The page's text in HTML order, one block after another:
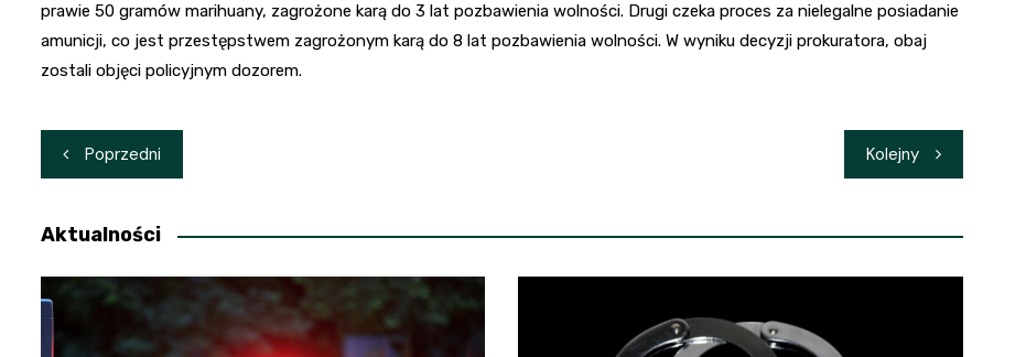
prawie 50 gramów marihuany, zagrożone karą do 3 lat pozbawienia wolności. Drugi czeka proces za nielegalne posiadanie
amunicji, co jest przestępstwem zagrożonym karą do 8 lat pozbawienia wolności. W wyniku decyzji prokuratora, obaj
zostali objęci policyjnym dozorem.
Nawigacja
wpisu
Poprzedni Kolejny
Aktualności